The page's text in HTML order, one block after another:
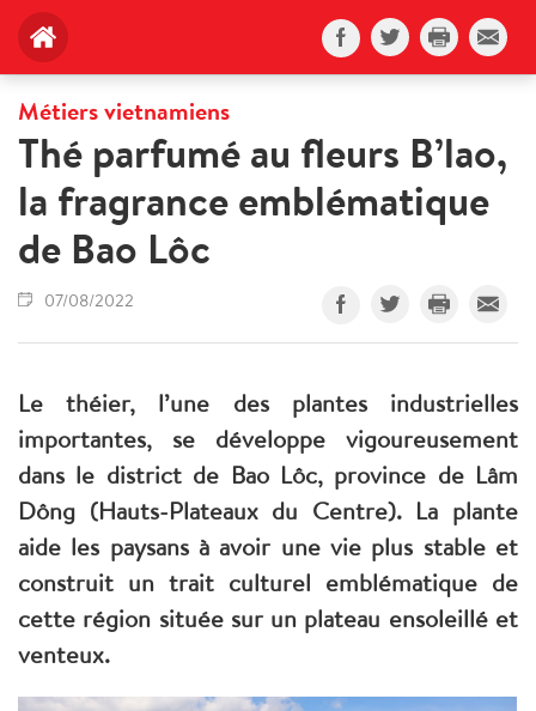
Métiers vietnamiens
Thé parfumé au fleurs B’lao,
la fragrance emblématique
de Bao Lôc
07/08/2022
Le théier, l’une des plantes industrielles
importantes, se développe vigoureusement
dans le district de Bao Lôc, province de Lâm
Dông (Hauts-Plateaux du Centre). La plante
aide les paysans à avoir une vie plus stable et
construit un trait culturel emblématique de
cette région située sur un plateau ensoleillé et
venteux.